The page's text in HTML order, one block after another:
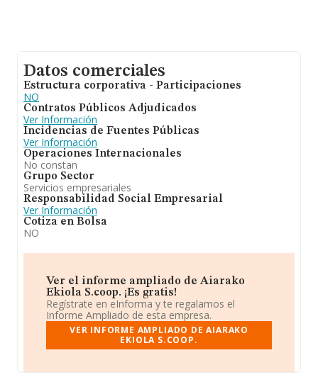
Datos comerciales
Estructura corporativa - Participaciones
NO
Contratos Públicos Adjudicados
Ver Información
Incidencias de Fuentes Públicas
Ver Información
Operaciones Internacionales
No constan
Grupo Sector
Servicios empresariales
Responsabilidad Social Empresarial
Ver Información
Cotiza en Bolsa
NO
Ver el informe ampliado de Aiarako
Ekiola S.coop. ¡Es gratis!
Regístrate en eInforma y te regalamos el
Informe Ampliado de esta empresa.
VER INFORME AMPLIADO DE AIARAKO
EKIOLA S.COOP.